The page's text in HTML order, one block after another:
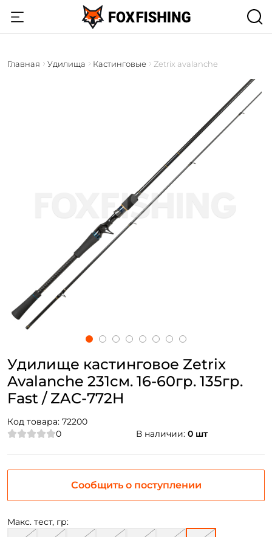
Главная Удилища Кастинговые Zetrix avalanche
Удилище кастинговое Zetrix
Avalanche 231см. 16-60гр. 135гр.
Fast / ZAC-772H
Код товара: 72200
0
В наличии: 0 шт
Макс. тест, гр:
Сообщить о поступлении